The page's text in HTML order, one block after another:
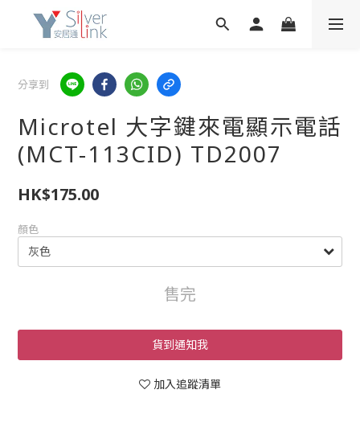
分享到
Microtel 大字鍵來電顯示電話
(MCT-113CID) TD2007
HK$175.00
顏色
售完
貨到通知我
加入追蹤清單